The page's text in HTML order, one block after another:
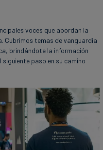
voces que abordan la
Cubrimos temas de vanguardia
brindándote la información
paso en su camino